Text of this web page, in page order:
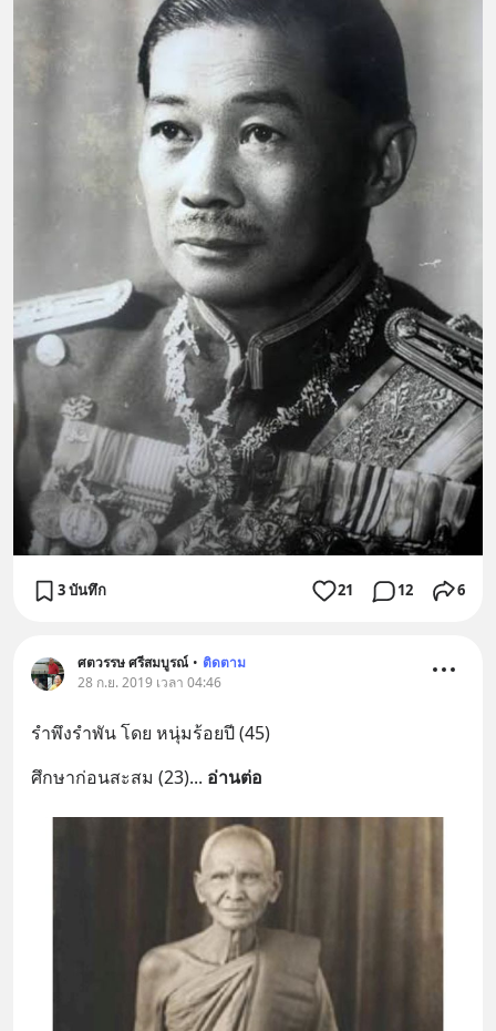
3 บันทึก 21 12 6
ศตวรรษ ศรีสมบูรณ์ • ติดตาม
28 ก.ย. 2019 เวลา 04:46
รำพึงรำพัน โดย หนุ่มร้อยปี (45)
ศึกษาก่อนสะสม (23)... อ่านต่อ